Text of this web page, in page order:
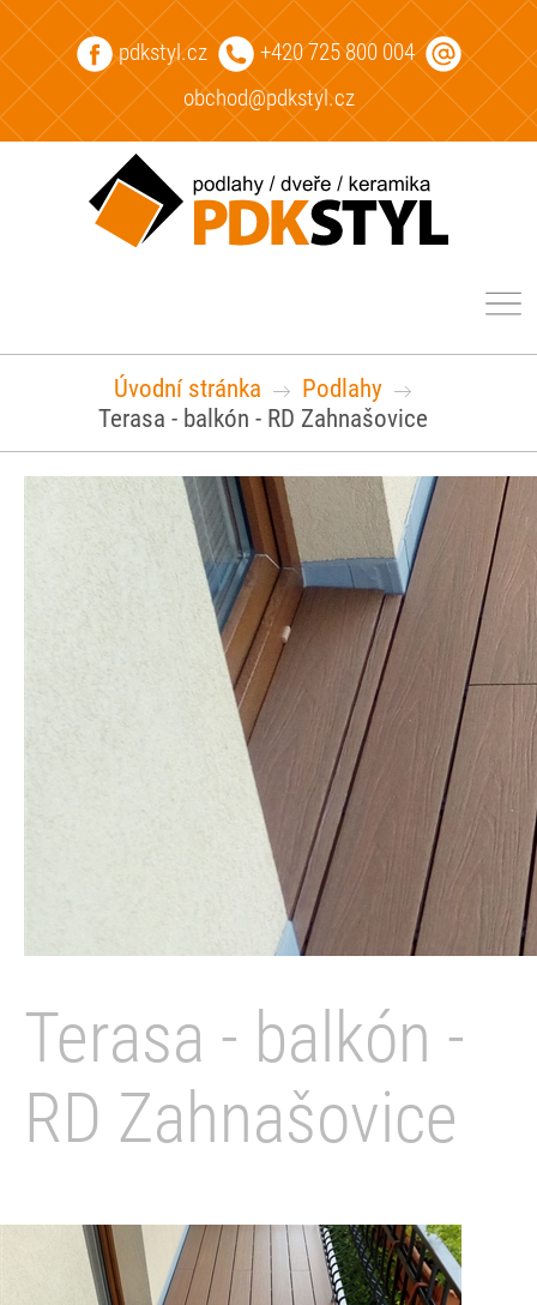
pdkstyl.cz
+420 725 800 004
obchod@pdkstyl.cz
Úvodní stránka
Podlahy
Terasa - balkón - RD Zahnašovice
Terasa - balkón -
RD Zahnašovice